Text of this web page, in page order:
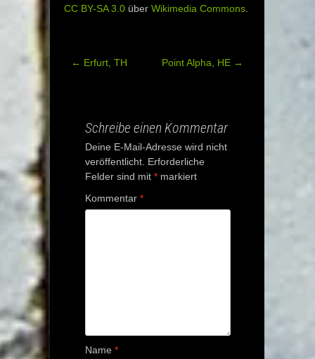
CC BY-SA 3.0 über Wikimedia Commons
Post
← Erfurt, TH Point Alpha, HE →
Schreibe einen Kommentar
Deine E-Mail-Adresse wird nicht
veröffentlicht. Erforderliche
Felder sind mit * markiert
Kommentar *
Name *